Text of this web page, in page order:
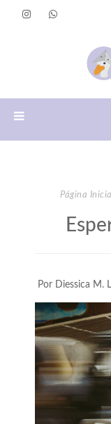
Página
Por Diessica M.